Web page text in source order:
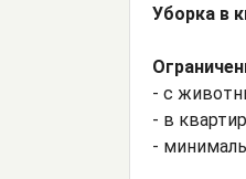
Уборка в
- с
- в
-